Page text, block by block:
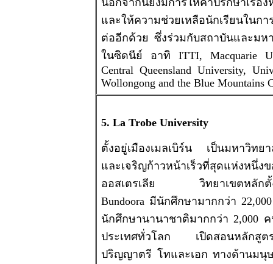
นอกจากนี้ยังมีการให้คำปรึกษาเรื่อง
และให้ความช่วยเหลือนักเรียนในกา
ต่ออีกด้วย ซึ่งร่วมกับสถาบันและมห
ในซิดนีย์ อาทิ ITTI, Macquarie
Central Queensland University,
Wollongong and the Blue Mountains
5. La Trobe University
ตั้งอยู่เมืองเมลเบิร์น เป็นมหาวิทย
และเจริญก้าวหน้าเร็วที่สุดแห่งหนึ่งข
ออสเตรเลีย วิทยาเขตหลักตั้ง
Bundoora มีนักศึกษามากกว่า
นักศึกษานานาชาติมากกว่า 2,000
ประเทศทั่วโลก เปิดสอนหลักสูต
ปริญญาตรี โทและเอก ทางด้านมนุ